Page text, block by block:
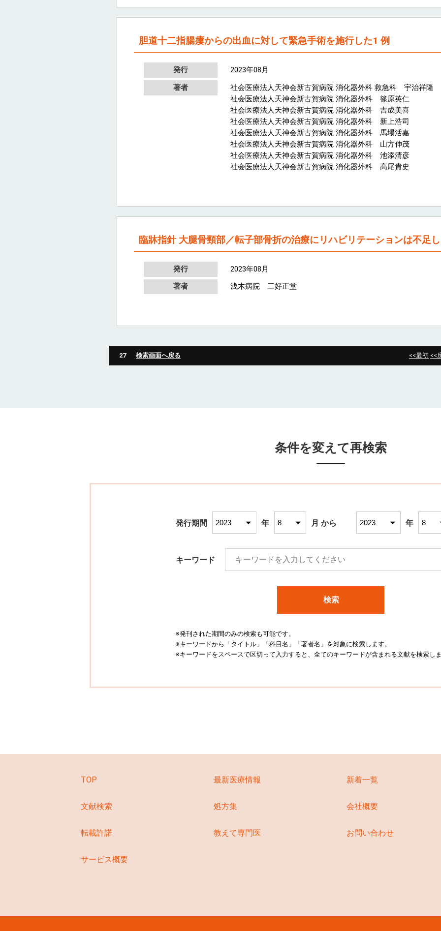
胆道十二指腸瘻からの出血に対して緊急手術を施行した1 例
発行
2023年08月
著者
社会医療法人天神会新古賀病院 消化器外科 救急科 宇治祥隆
社会医療法人天神会新古賀病院 消化器外科 篠原英仁
社会医療法人天神会新古賀病院 消化器外科 吉成美喜
社会医療法人天神会新古賀病院 消化器外科 新上浩司
社会医療法人天神会新古賀病院 消化器外科 馬場活嘉
社会医療法人天神会新古賀病院 消化器外科 山方伸茂
社会医療法人天神会新古賀病院 消化器外科 池添清彦
社会医療法人天神会新古賀病院 消化器外科 高尾貴史
臨牀指針 大腿骨頸部／転子部骨折の治療にリハビリテーションは不足
発行
2023年08月
著者
浅木病院 三好正堂
27 検索画面へ戻る <<最初 <<
条件を変えて再検索
発行期間 年 月 から 年
キーワード
検索
※発刊された期間のみの検索も可能です。
※キーワードから「タイトル」「科目名」「著者名」を対象に検索します。
※キーワードをスペースで区切って入力すると、全てのキーワードが含まれる文献を検索し
TOP
文献検索
転載許諾
サービス概要
最新医療情報
処方集
教えて専門医
新着一覧
会社概要
お問い合わせ